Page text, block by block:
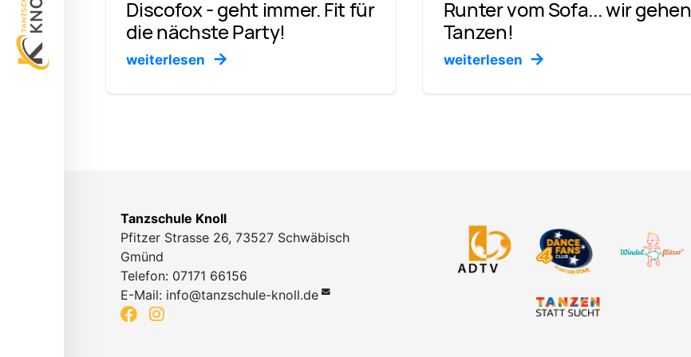
Discofox - geht immer. Fit für
die nächste Party!
weiterlesen
Runter vom Sofa... wir gehen
Tanzen!
weiterlesen
Tanzschule Knoll
Pfitzer Strasse 26, 73527 Schwäbisch
Gmünd
Telefon: 07171 66156
E-Mail: info@tanzschule-knoll.de